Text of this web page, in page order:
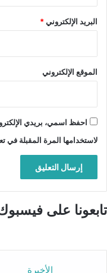
البريد الإلكتروني*
الموقع الإلكتروني
احفظ اسمي، بريدي
لاستخدامها المرة المقبلة في
تابعونا على
الأخيرة